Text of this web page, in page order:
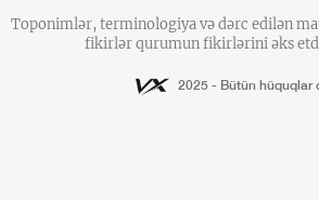
Toponimlər, terminologiya və dərc edilən
fikirlər qurumun fikirlərini əks
2025 - Bütün hüquqlar